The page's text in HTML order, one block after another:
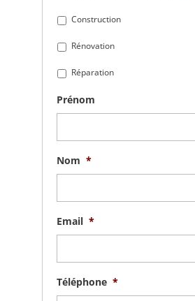
Construction
Rénovation
Réparation
Prénom
Nom *
Email *
Téléphone *